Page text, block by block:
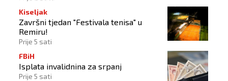
Kiseljak
Završni tjedan "Festivala tenisa" u
Remiru!
Prije 5 sati
FBiH
Isplata invalidnina za srpanj
Prije 5 sati